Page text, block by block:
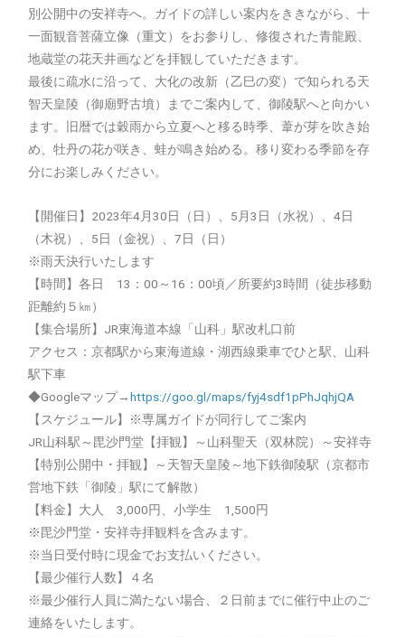
別公開中の安祥寺へ。ガイドの詳しい案内をききながら、十
一面観音菩薩立像（重文）をお参りし、修復された青龍殿、
地蔵堂の花天井画などを拝観していただきます。
最後に疏水に沿って、大化の改新（乙巳の変）で知られる天
智天皇陵（御廟野古墳）までご案内して、御陵駅へと向かい
ます。旧暦では穀雨から立夏へと移る時季、葦が芽を吹き始
め、牡丹の花が咲き、蛙が鳴き始める。移り変わる季節を存
分にお楽しみください。
【開催日】2023年4月30日（日）、5月3日（水祝）、4日
（木祝）、5日（金祝）、7日（日）
※雨天決行いたします
【時間】各日 13：00～16：00頃／所要約3時間（徒歩移動
距離約５㎞）
【集合場所】JR東海道本線「山科」駅改札口前
アクセス：京都駅から東海道線・湖西線乗車でひと駅、山科
駅下車
◆Googleマップ→https://goo.gl/maps/fyj4sdf1pPhJqhjQA
【スケジュール】※専属ガイドが同行してご案内
JR山科駅～毘沙門堂【拝観】～山科聖天（双林院）～安祥寺
【特別公開中・拝観】～天智天皇陵～地下鉄御陵駅（京都市
営地下鉄「御陵」駅にて解散）
【料金】大人 3,000円、小学生 1,500円
※毘沙門堂・安祥寺拝観料を含みます。
※当日受付時に現金でお支払いください。
【最少催行人数】４名
※最少催行人員に満たない場合、２日前までに催行中止のご
連絡をいたします。